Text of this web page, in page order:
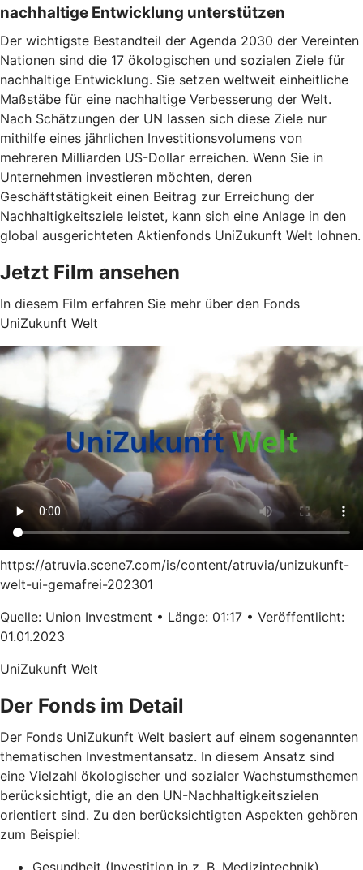
nachhaltige Entwicklung unterstützen
Der wichtigste Bestandteil der Agenda 2030 der Vereinten
Nationen sind die 17 ökologischen und sozialen Ziele für
nachhaltige Entwicklung. Sie setzen weltweit einheitliche
Maßstäbe für eine nachhaltige Verbesserung der Welt.
Nach Schätzungen der UN lassen sich diese Ziele nur
mithilfe eines jährlichen Investitionsvolumens von
mehreren Milliarden US-Dollar erreichen. Wenn Sie in
Unternehmen investieren möchten, deren
Geschäftstätigkeit einen Beitrag zur Erreichung der
Nachhaltigkeitsziele leistet, kann sich eine Anlage in den
global ausgerichteten Aktienfonds UniZukunft Welt lohnen.
Jetzt Film ansehen
In diesem Film erfahren Sie mehr über den Fonds
UniZukunft Welt
https://atruvia.scene7.com/is/content/atruvia/unizukunft-
welt-ui-gemafrei-202301
Quelle: Union Investment • Länge: 01:17 • Veröffentlicht:
01.01.2023
UniZukunft Welt
Der Fonds im Detail
Der Fonds UniZukunft Welt basiert auf einem sogenannten
thematischen Investmentansatz. In diesem Ansatz sind
eine Vielzahl ökologischer und sozialer Wachstumsthemen
berücksichtigt, die an den UN-Nachhaltigkeitszielen
orientiert sind. Zu den berücksichtigten Aspekten gehören
zum Beispiel:
Gesundheit (Investition in z. B. Medizintechnik)